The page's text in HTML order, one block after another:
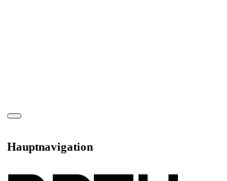
Hauptnavigation